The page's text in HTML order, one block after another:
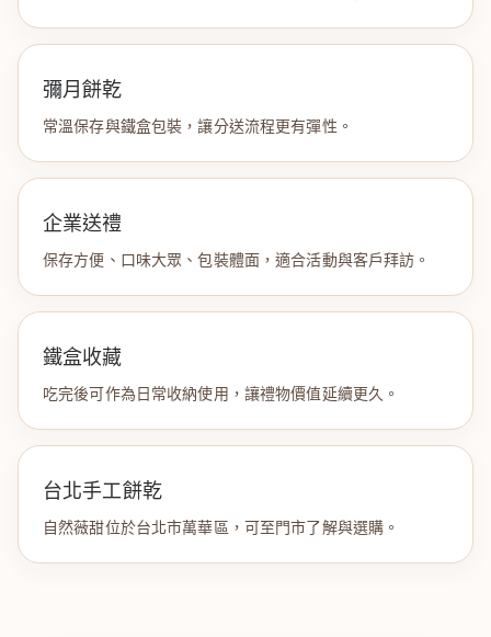
彌月餅乾
常溫保存與鐵盒包裝，讓分送流程更有彈性。
企業送禮
保存方便、口味大眾、包裝體面，適合活動與客戶拜訪。
鐵盒收藏
吃完後可作為日常收納使用，讓禮物價值延續更久。
台北手工餅乾
自然薇甜位於台北市萬華區，可至門市了解與選購。